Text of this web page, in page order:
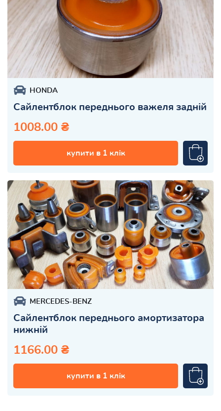
HONDA
Сайлентблок переднього важеля задній
1008.00 ₴
купити в 1 клік
MERCEDES-BENZ
Сайлентблок переднього амортизатора
нижній
1166.00 ₴
купити в 1 клік